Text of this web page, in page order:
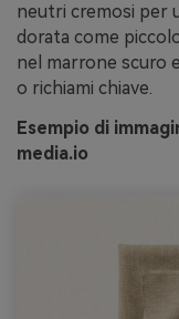
neutri cremosi per
dorata come
nel marrone scuro
o richiami chiave.
Esempio di
media.io